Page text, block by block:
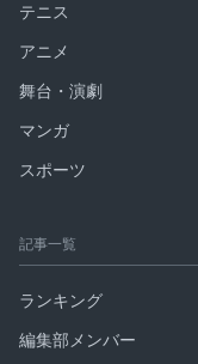
テニス
アニメ
舞台・演劇
マンガ
スポーツ
記事一覧
ランキング
編集部メンバー